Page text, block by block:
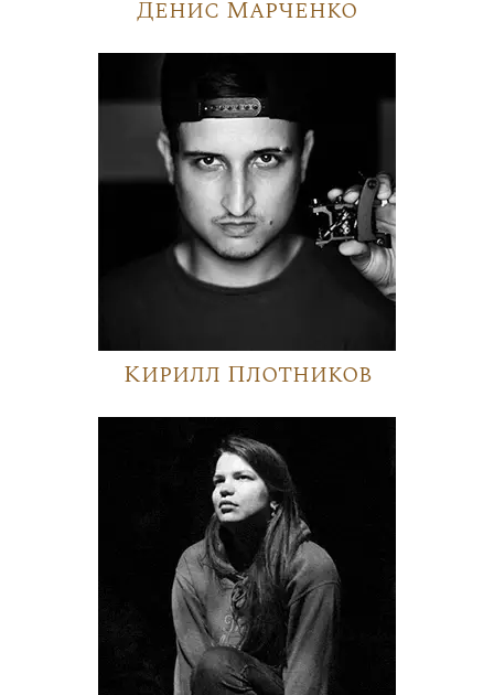
Денис Марченко
Кирилл Плотников